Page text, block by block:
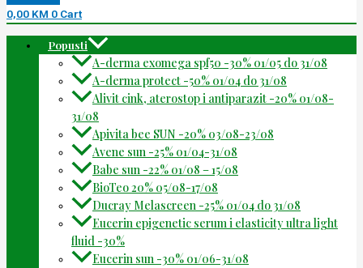
0,00 KM 0 Cart
Popusti
A-derma exomega spf50 -30% 01/05 do 31/08
A-derma protect -50% 01/04 do 31/08
Alivit cink, aterostop i antiparazit -20% 01/08-
31/08
Apivita bee SUN -20% 03/08-23/08
Avene sun -25% 01/04-31/08
Babe sun -22% 01/08 – 15/08
BioTeo 20% 05/08-17/08
Ducray Melascreen -25% 01/04 do 31/08
Eucerin epigenetic serum i elasticity ultra light
fluid -30%
Eucerin sun -30% 01/06-31/08